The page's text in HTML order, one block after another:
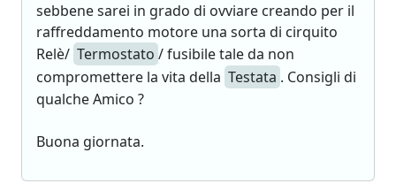
sebbene sarei in grado di ovviare creando per il
raffreddamento motore una sorta di cirquito
Relè/ Termostato / fusibile tale da non
compromettere la vita della Testata . Consigli di
qualche Amico ?
Buona giornata.